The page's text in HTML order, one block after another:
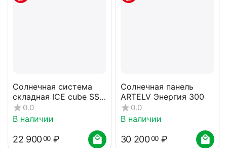
Солнечная система
складная ICE cube SS-
1000.0
В наличии
22 90000 ₽
Солнечная панель
ARTELV Энергия 300
0.0
В наличии
30 20000 ₽